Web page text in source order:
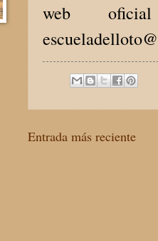
web
Entrada más reciente